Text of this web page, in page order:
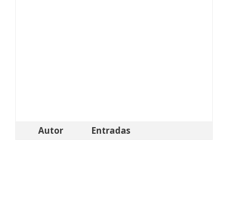
Autor Entradas